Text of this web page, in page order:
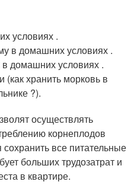
условиях .
в домашних условиях .
домашних условиях .
хранить морковь в
?).
осуществлять
корнеплодов
все питательные
больших трудозатрат и
в квартире.